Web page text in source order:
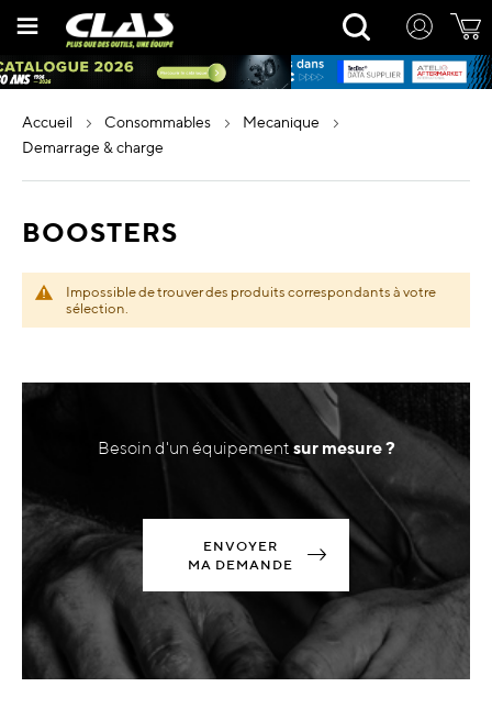
Rechercher
accueil consommables
mecanique
demarrage & charge
BOOSTERS
Impossible de trouver des produits correspondants à votre
sélection.
Besoin d'un équipement sur mesure ?
ENVOYER
MA DEMANDE